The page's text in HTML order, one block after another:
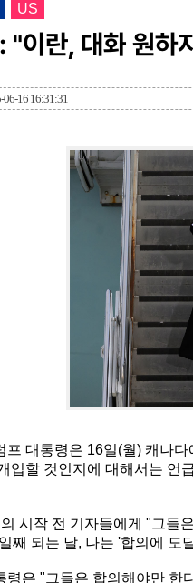
US
"이란, 대화 원하
16 16:31:31
프 대통령은 16일(월) 캐나
입할 것인지에 대해서는 언
시작 전 기자들에게 "그들
째 되는 날, 나는 '합의에 도
령은 "그들은 합의해야만 한